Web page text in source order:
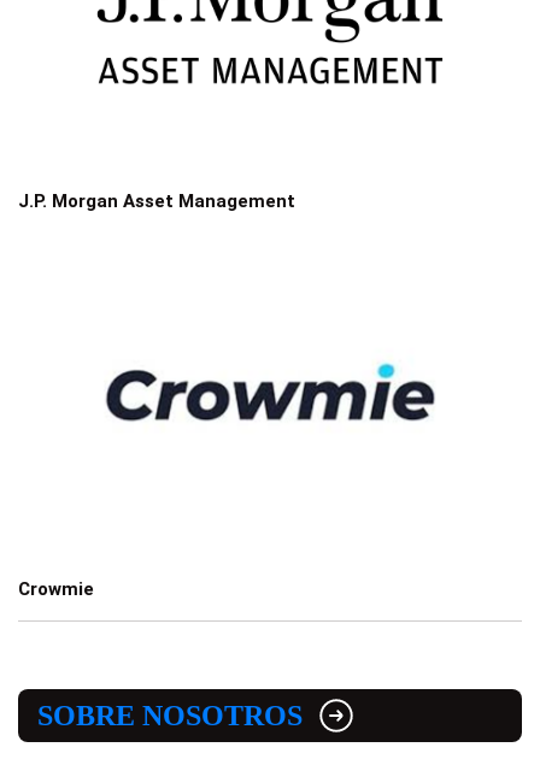
J.P. Morgan Asset Management
Crowmie
SOBRE NOSOTROS